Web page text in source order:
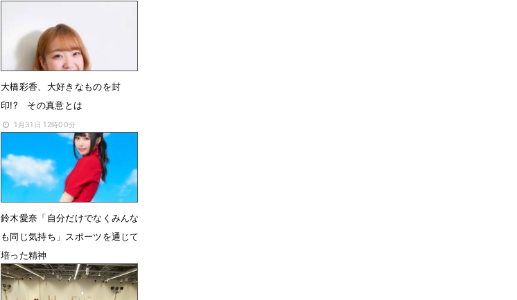
大橋彩香、大好きなものを封
印!? その真意とは
1月31日 12時00分
鈴木愛奈「自分だけでなくみんな
も同じ気持ち」スポーツを通じて
培った精神
11月18日 12時00分